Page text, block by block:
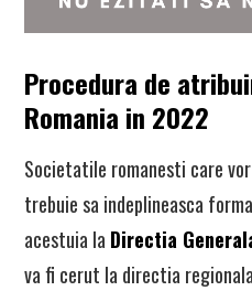
Procedura de
Romania in 2022
Societatile romanesti care
trebuie sa indeplineasca
acestuia la Directia
va fi cerut la directia